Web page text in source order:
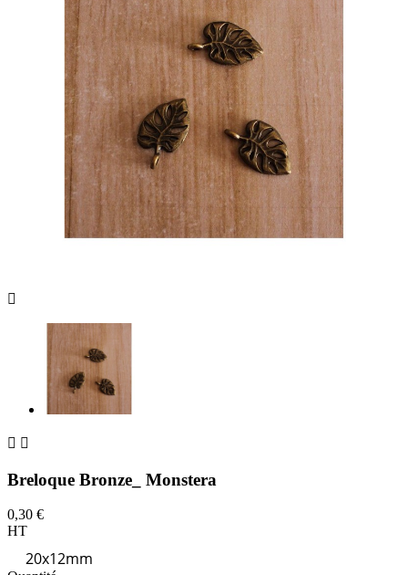

 
Breloque Bronze_ Monstera
0,30 €
HT
20x12mm